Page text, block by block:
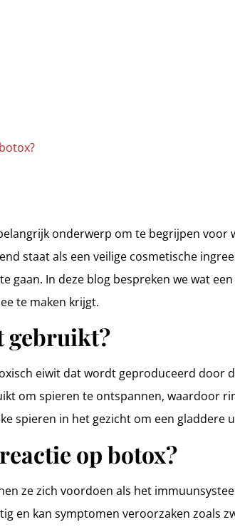
onderwerp om te begrijpen voor
staat als een veilige cosmetische
gaan. In deze blog bespreken we wat
te maken krijgt.
gebruikt?
eiwit dat wordt geproduceerd door
om spieren te ontspannen, waardoor
spieren in het gezicht om een gladdere
op botox?
ze zich voordoen als het
en kan symptomen veroorzaken zoals